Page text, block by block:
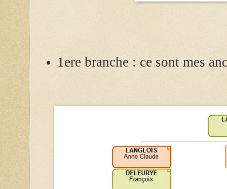
1ere branche : ce sont mes